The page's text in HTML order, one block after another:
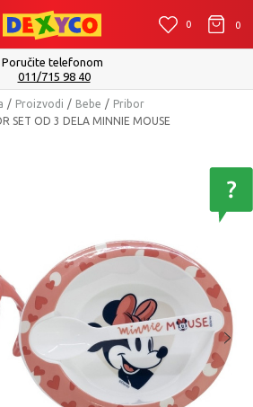
0 0 0
Poručite telefonom
011/715 98 40
Proizvodi Bebe
Pribor
SET OD 3 DELA MINNIE MOUSE